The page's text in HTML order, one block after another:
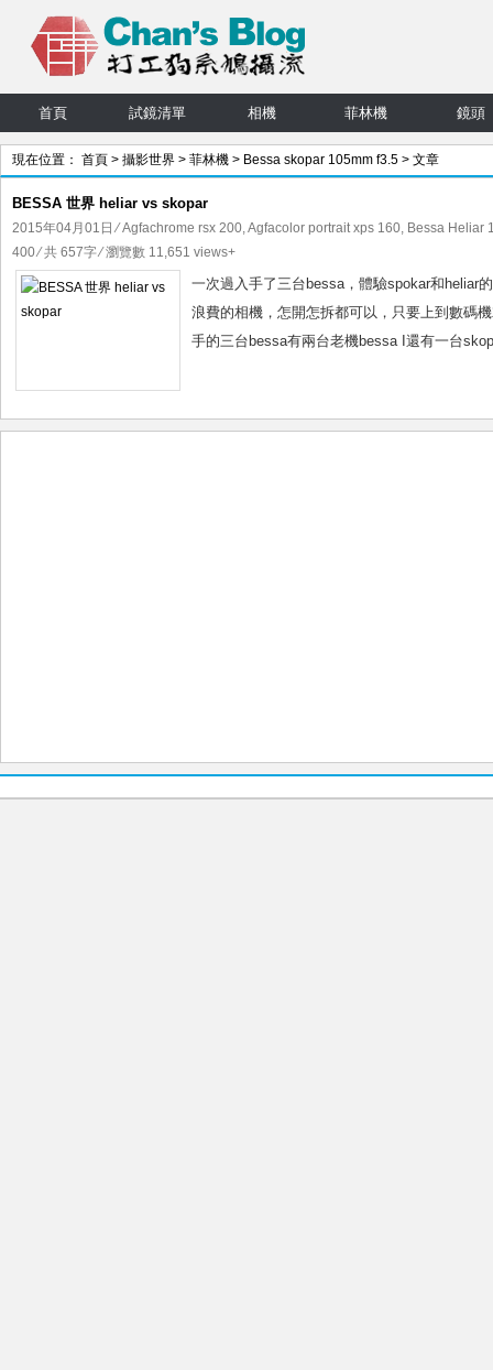
首頁 試鏡清單 相機 菲林機 鏡頭
現在位置： 首頁 > 攝影世界 > 菲林機 > Bessa skopar 105mm f3.5 > 文章
BESSA 世界 heliar vs skopar
2015年04月01日 ⁄Agfachrome rsx 200,Agfacolor portrait xps 160, Bessa Heliar
400⁄ 共 657字 ⁄ 瀏覽數 11,651 views+
一次過入手了三台bessa，體驗spokar和heliar
浪費的相機，怎開怎拆都可以，只要上到數碼
手的三台bessa有兩台老機bessa I還有一台